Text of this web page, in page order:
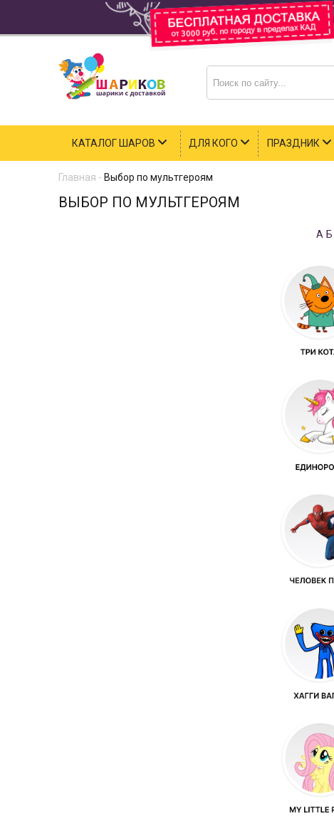
КАТАЛОГ ШАРОВ ДЛЯ КОГО ПРАЗДНИК
Главная - Выбор по мультгероям
ВЫБОР ПО МУЛЬТГЕРОЯМ
А Б